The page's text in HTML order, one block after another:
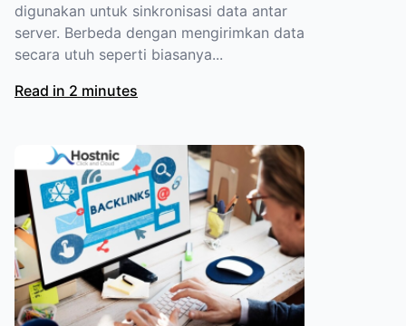
digunakan untuk sinkronisasi data antar
server. Berbeda dengan mengirimkan data
secara utuh seperti biasanya...
Read in 2 minutes